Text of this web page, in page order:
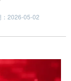
：2026-05-02